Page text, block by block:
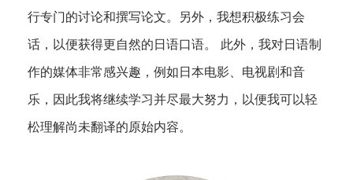
行专门的讨论和撰写论文。另外，我想积极练习会
话，以便获得更自然的日语口语。 此外，我对日语制
作的媒体非常感兴趣，例如日本电影、电视剧和音
乐，因此我将继续学习并尽最大努力，以便我可以轻
松理解尚未翻译的原始内容。